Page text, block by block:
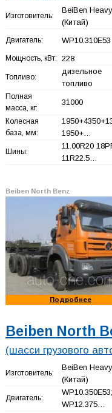
Изготовитель:
BeiBen
(Китай)
Двигатель: WP10.310E53
Мощность, кВт: 228
Топливо:
дизельное
топливо
Полная
масса, кг:
31000
Колесная
база, мм:
1950+4350+
1950+…
Шины:
11.00R20
11R22.5…
Beiben North Benz
Подробнее
Beiben North
(шасси грузового
Изготовитель:
BeiBen
(Китай)
Двигатель:
WP10.350E53;
WP12.375…